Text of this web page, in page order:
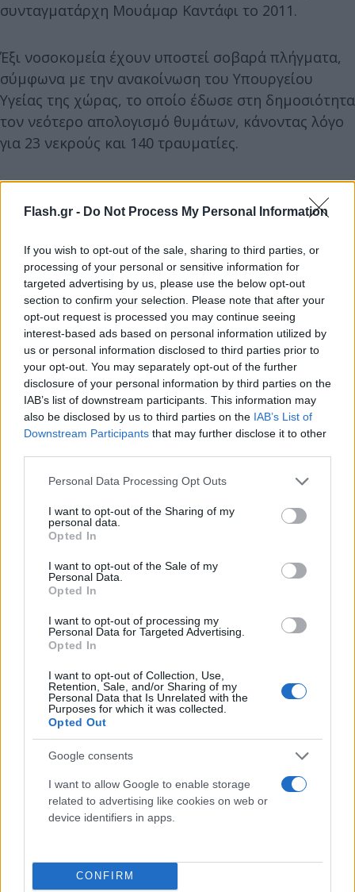
Flash.gr - Do Not Process My Personal Information
If you wish to opt-out of the sale, sharing to third parties, or
processing of your personal or sensitive information for
targeted advertising by us, please use the below opt-out
section to confirm your selection. Please note that after your
opt-out request is processed you may continue seeing
interest-based ads based on personal information utilized by
us or personal information disclosed to third parties prior to
your opt-out. You may separately opt-out of the further
disclosure of your personal information by third parties on the
IAB’s list of downstream participants. This information may
also be disclosed by us to third parties on the IAB’s List of
Downstream Participants that may further disclose it to other
Please note that this website/app uses one or more Google
not limited to your visit or usage behaviour. You may click to
grant or deny consent to Google and its third-party tags to
use your data for below specified purposes in below Google
consent section.
Personal Data Processing Opt Outs
I want to opt-out of the Sharing of my
personal data.
Opted In
I want to opt-out of the Sale of my
Personal Data.
Opted In
I want to opt-out of processing my
Personal Data for Targeted Advertising.
Opted In
I want to opt-out of Collection, Use,
Retention, Sale, and/or Sharing of my
Personal Data that Is Unrelated with the
Purposes for which it was collected.
Opted Out
Google consents
I want to allow Google to enable storage
related to advertising like cookies on web or
device identifiers in apps.
CONFIRM
συνταγματάρχη Μουάμαρ Καντάφι το 2011.
Έξι νοσοκομεία έχουν υποστεί σοβαρά πλήγματα,
σύμφωνα με την ανακοίνωση του Υπουργείου
Υγείας της χώρας, το οποίο έδωσε στη δημοσιότητα
τον νεότερο απολογισμό θυμάτων, κάνοντας λόγο
για 23 νεκρούς και 140 τραυματίες.
Σύμφωνα με δημοσιογράφο του Γαλλικού
Πρακτορείου, οι συγκρούσεις προκάλεσαν μεγάλες
ζημιές, με τον ίδιο να βλέπει δεκάδες
απανθρακωμένα αυτοκίνητα και κτίρια που έχουν
μετατραπεί σε ερείπια από τις σφαίρες και τις
επιθέσεις. Οι δρόμοι της Τρίπολης ήταν σχεδόν
εγκαταλελειμμένοι σχεδόν όλη τη μέρα χθες, ενώ
ουρανό.